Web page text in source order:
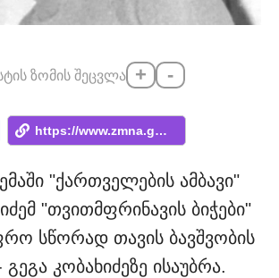
ზომის შეცვლა + -
https://www.zmna.ge/news/itsit-dgemde-ra...
"ქართველების ამბავი"
"თვითმფრინავის ბიჭები"
სწორად თავის ბავშვობის
კობახიძეზე ისაუბრა.